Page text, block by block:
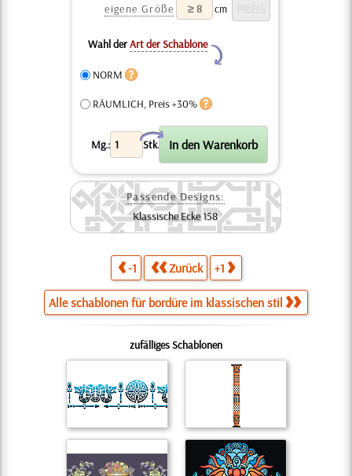
eigene Größe
cm
Wahl derArt der Schablone
Y
NORM
RÄUMLICH, Preis +30%
Mg.: Stk.
X
Passende Designs:
Klassische Ecke 158
-1 Zurück +1
Alle schablonen für bordüre im klassischen stil
zufälliges Schablonen